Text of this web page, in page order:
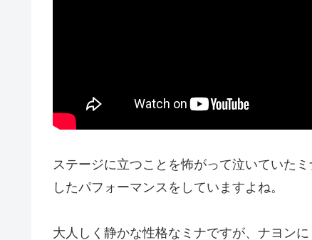
ステージに立つことを怖がって泣いていた
したパフォーマンスをしていますよね。
大人しく静かな性格なミナですが、ナヨン